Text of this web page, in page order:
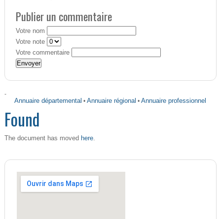
Publier un commentaire
Votre nom
Votre note
Votre commentaire
-
Annuaire départemental •Annuaire régional •Annuaire professionnel
Found
The document has moved here.